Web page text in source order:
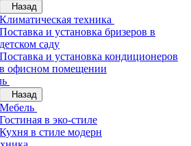
Назад
Климатическая техника
Поставка и установка бризеров в
детском саду
Поставка и установка кондиционеров
в офисном помещении
Назад
Мебель
Гостиная в эко-стиле
Кухня в стиле модерн